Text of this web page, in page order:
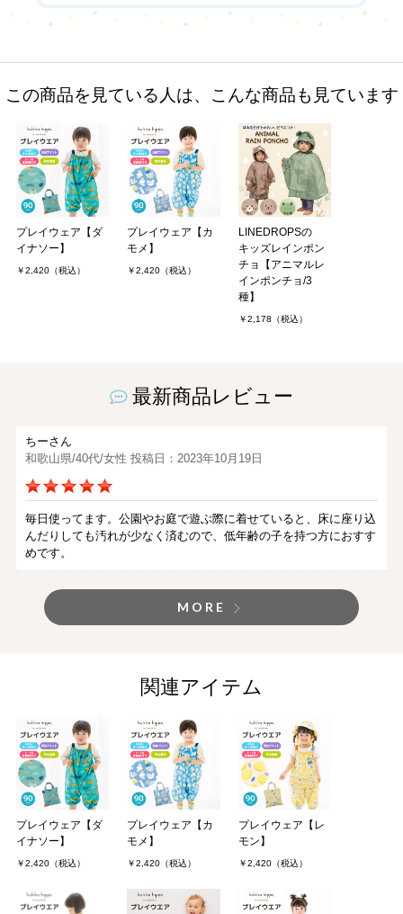
この商品を見ている人は、こんな商品も見ています
プレイウェア【ダ
イナソー】
￥2,420（税込）
プレイウェア【カ
モメ】
￥2,420（税込）
LINEDROPSの
キッズレインポン
チョ【アニマルレ
インポンチョ/3
種】
￥2,178（税込）
最新商品レビュー
ちーさん
和歌山県/40代/女性 投稿日：2023年10月19日
毎日使ってます。公園やお庭で遊ぶ際に着せていると、床に座り込
んだりしても汚れが少なく済むので、低年齢の子を持つ方におすす
めです。
MORE
関連アイテム
プレイウェア【ダ
イナソー】
￥2,420（税込）
プレイウェア【カ
モメ】
￥2,420（税込）
プレイウェア【レ
モン】
￥2,420（税込）